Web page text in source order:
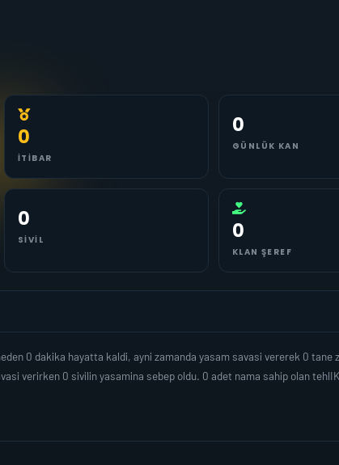
0
İTIBAR
0
GÜNLÜK KAN
0
SIVIL 0
KLAN ŞEREF
0 dakika hayatta kaldi, ayni zamanda yasam savasi vererek 0 tane
verirken 0 sivilin yasamina sebep oldu. 0 adet nama sahip olan